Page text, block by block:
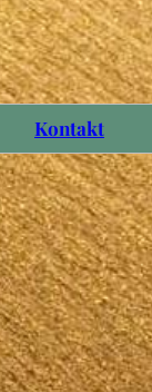
Kontakt